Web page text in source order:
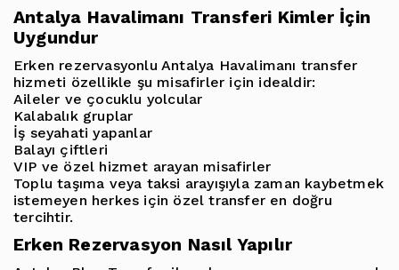
Antalya Havalimanı Transferi Kimler İçin
Uygundur
Erken rezervasyonlu Antalya Havalimanı transfer
hizmeti özellikle şu misafirler için idealdir:
Aileler ve çocuklu yolcular
Kalabalık gruplar
İş seyahati yapanlar
Balayı çiftleri
VIP ve özel hizmet arayan misafirler
Toplu taşıma veya taksi arayışıyla zaman kaybetmek
istemeyen herkes için özel transfer en doğru
tercihtir.
Erken Rezervasyon Nasıl Yapılır